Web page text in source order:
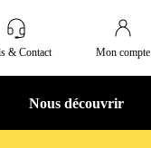
& Contact Mon compte
Nous découvrir